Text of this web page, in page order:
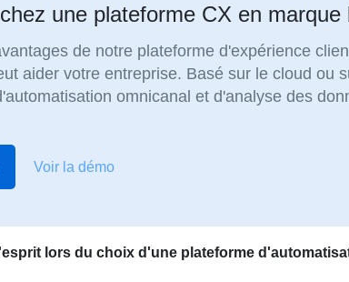
une plateforme CX en marque
de notre plateforme d'expérience
aider votre entreprise. Basé sur le cloud ou
omnicanal et d'analyse des
Voir la démo
lors du choix d'une plateforme